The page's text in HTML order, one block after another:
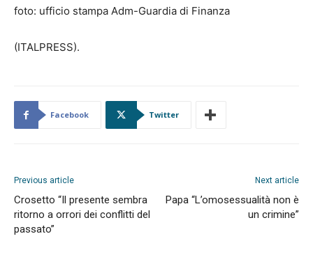
foto: ufficio stampa Adm-Guardia di Finanza
(ITALPRESS).
Facebook Twitter
Previous article
Crosetto “Il presente sembra
ritorno a orrori dei conflitti del
passato”
Next article
Papa “L’omosessualità non è
un crimine”